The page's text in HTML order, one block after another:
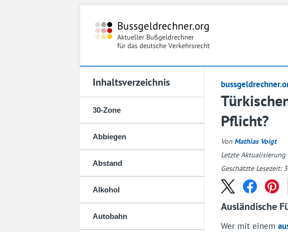
Inhaltsverzeichnis
30-Zone
Abbiegen
Abstand
Alkohol
Autobahn
Pflicht?
Von Mathias Voigt
Letzte Aktualisierung
Geschätzte Lesezeit:3
Ausländische
Wer mit einem